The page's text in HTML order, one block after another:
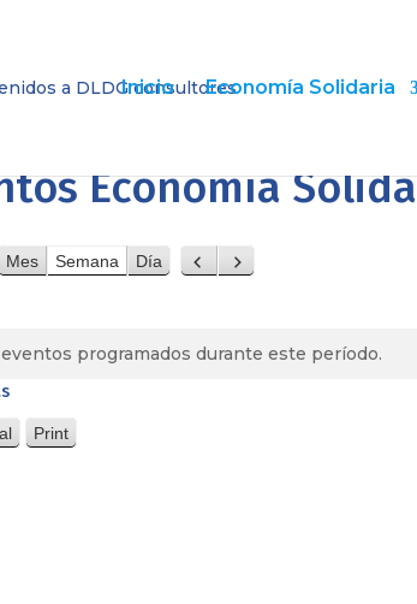
Inicio Economía Solidaria
Economía
Mes Semana Día Anterior
Siguiente
programados durante este período.
Print